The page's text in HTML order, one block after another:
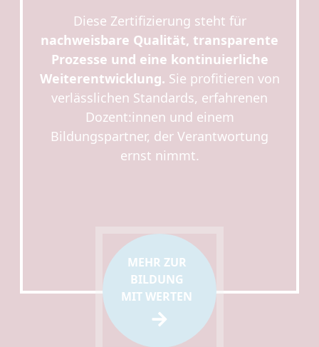
Diese Zertifizierung steht für
nachweisbare Qualität, transparente
Prozesse und eine kontinuierliche
Weiterentwicklung. Sie profitieren von
verlässlichen Standards, erfahrenen
Dozent:innen und einem
Bildungspartner, der Verantwortung
ernst nimmt.
MEHR ZUR
BILDUNG
MIT WERTEN